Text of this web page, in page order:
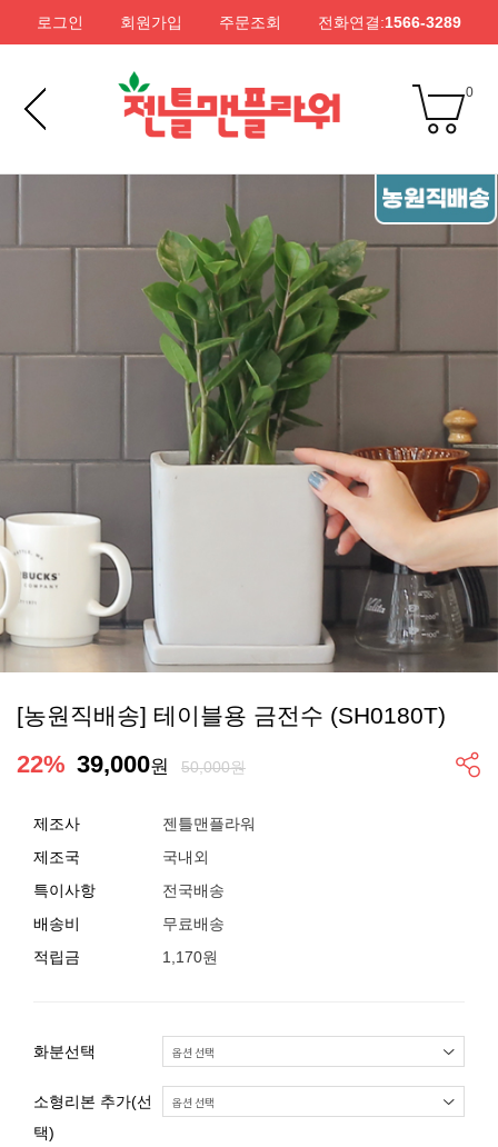
로그인 회원가입 주문조회 전화연결:1566-3289
0
[농원직배송] 테이블용 금전수 (SH0180T)
22% 39,000원 50,000원
제조사
젠틀맨플라워
제조국
국내외
특이사항
전국배송
배송비
무료배송
적립금
1,170원
화분선택
소형리본 추가(선
택)